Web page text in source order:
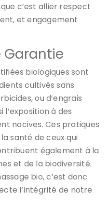
c’est allier respect
et engagement
Garantie
biologiques sont
cultivés sans
ou d’engrais
l’exposition à des
nocives. Ces pratiques
santé de ceux qui
également à la
et de la biodiversité.
bio, c’est donc
l’intégrité de notre